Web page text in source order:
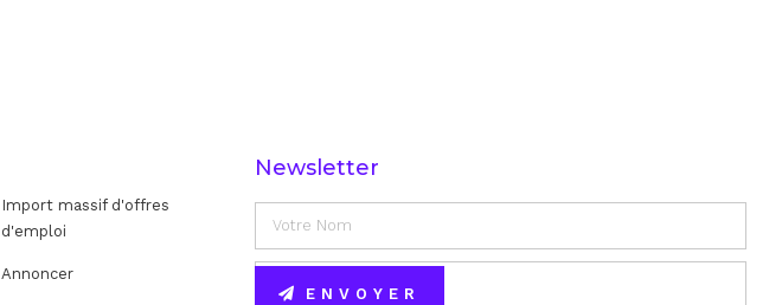
Import massif d'offres
d'emploi
Annoncer
Newsletter
ENVOYER